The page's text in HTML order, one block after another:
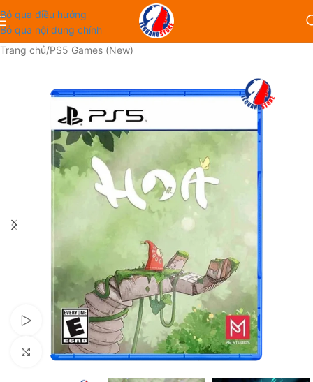
Bỏ qua điều hướng
Bỏ qua nội dung chính
Trang chủ/PS5 Games (New)
Xem video
Nhấp để phóng to